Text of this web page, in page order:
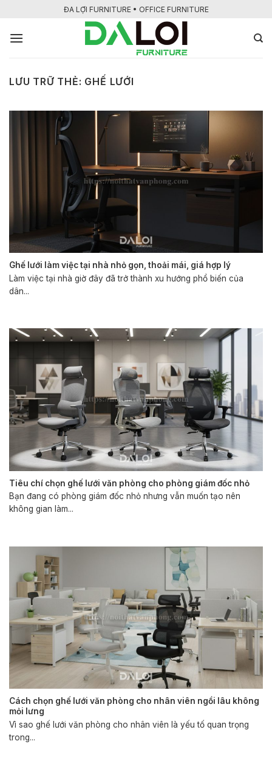
nội
ĐA LỢI FURNITURE • OFFICE FURNITURE
LƯU TRỮ THẺ: GHẾ LƯỚI
Ghế lưới làm việc tại nhà nhỏ gọn, thoải mái, giá hợp lý
Làm việc tại nhà giờ đây đã trở thành xu hướng phổ biến của
dân...
Tiêu chí chọn ghế lưới văn phòng cho phòng giám đốc nhỏ
Bạn đang có phòng giám đốc nhỏ nhưng vẫn muốn tạo nên
không gian làm...
Cách chọn ghế lưới văn phòng cho nhân viên ngồi lâu không
mỏi lưng
Vì sao ghế lưới văn phòng cho nhân viên là yếu tố quan trọng
trong...